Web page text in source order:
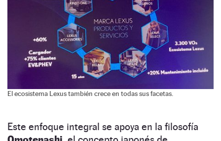
El ecosistema Lexus también crece en todas sus facetas.
Este enfoque integral se apoya en la filosofía